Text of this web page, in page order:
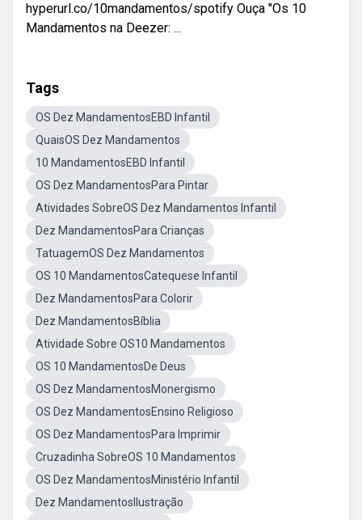
hyperurl.co/10mandamentos/spotify Ouça "Os 10
Mandamentos na Deezer: ...
Tags
OS Dez MandamentosEBD Infantil
QuaisOS Dez Mandamentos
10 MandamentosEBD Infantil
OS Dez MandamentosPara Pintar
Atividades SobreOS Dez Mandamentos Infantil
Dez MandamentosPara Crianças
TatuagemOS Dez Mandamentos
OS 10 MandamentosCatequese Infantil
Dez MandamentosPara Colorir
Dez MandamentosBíblia
Atividade Sobre OS10 Mandamentos
OS 10 MandamentosDe Deus
OS Dez MandamentosMonergismo
OS Dez MandamentosEnsino Religioso
OS Dez MandamentosPara Imprimir
Cruzadinha SobreOS 10 Mandamentos
OS Dez MandamentosMinistério Infantil
Dez MandamentosIlustração